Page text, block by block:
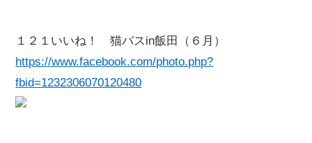
１２１いいね！ 猫バスin飯田（６月）
https://www.facebook.com/photo.php?
fbid=1232306070120480